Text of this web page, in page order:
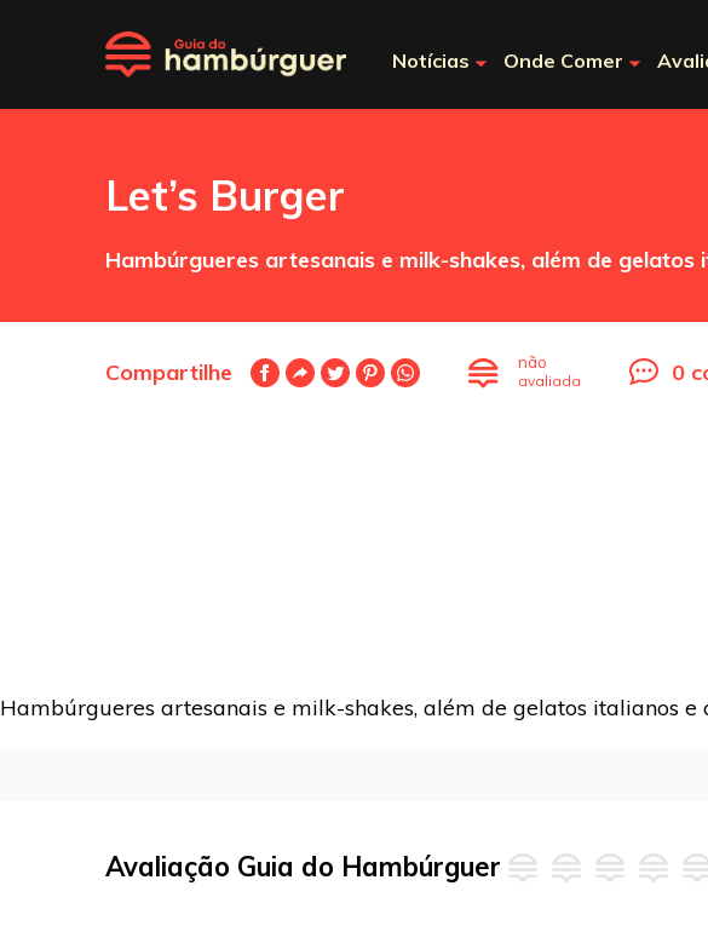
Notícias Onde Comer
Let’s Burger
Hambúrgueres artesanais e milk-shakes, além de
Compartilhe não
avaliada 0
Hambúrgueres artesanais e milk-shakes, além de gelatos italianos e
Avaliação Guia do Hambúrguer